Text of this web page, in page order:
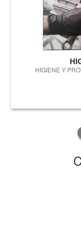
HIGIENE Y